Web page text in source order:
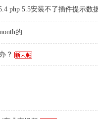
php 5.5安装不了插件提示数
的
？